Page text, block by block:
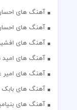
آهنگ های
آهنگ های
آهنگ های
آهنگ های امید
آهنگ های امیر
آهنگ های
آهنگ های